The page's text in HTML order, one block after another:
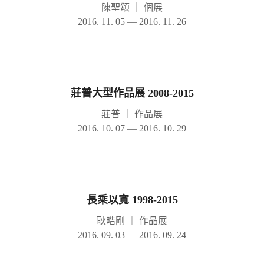
陳聖頌
個展
2016. 11. 05 — 2016. 11. 26
莊普大型作品展 2008-2015
莊普
作品展
2016. 10. 07 — 2016. 10. 29
長乘以寬 1998-2015
耿晧剛
作品展
2016. 09. 03 — 2016. 09. 24